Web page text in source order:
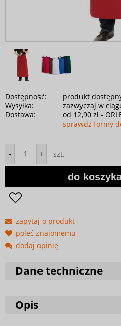
Dostępność:
produkt
Wysyłka:
zazwyczaj w
Dostawa:
od 12,90 zł -
sprawdź formy
- + szt.
do
zapytaj o produkt
poleć znajomemu
dodaj opinię
Dane techniczne
Opis